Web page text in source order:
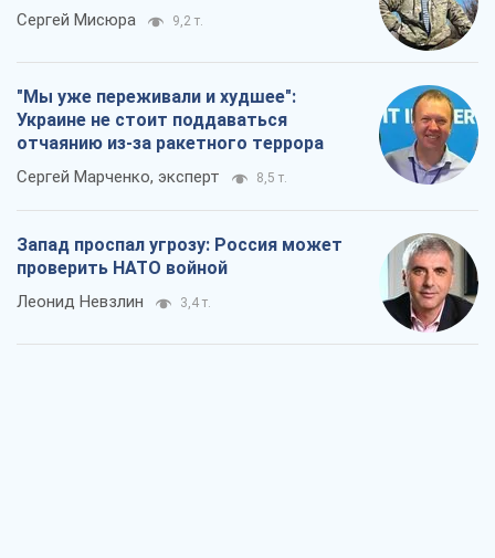
Сергей Мисюра 9,2 т.
"Мы уже переживали и худшее":
Украине не стоит поддаваться
отчаянию из-за ракетного террора
Сергей Марченко, эксперт 8,5 т.
Запад проспал угрозу: Россия может
проверить НАТО войной
Леонид Невзлин 3,4 т.